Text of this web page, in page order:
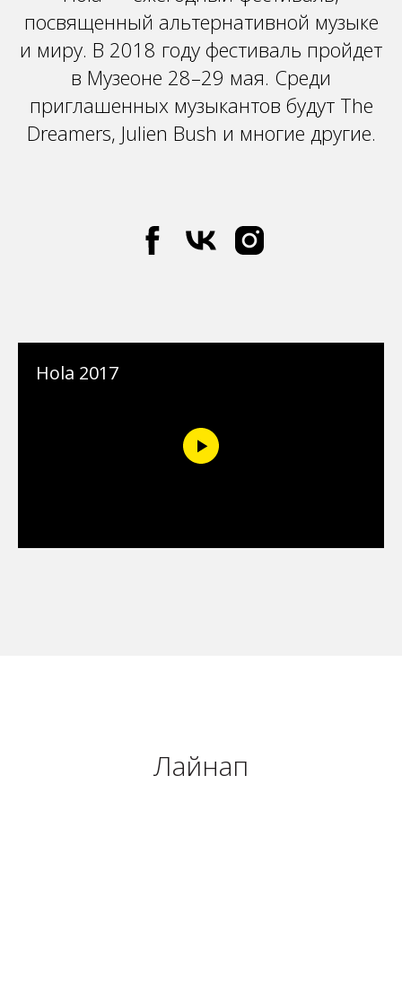
посвященный альтернативной музыке
и миру. В 2018 году фестиваль пройдет
в Музеоне 28–29 мая. Среди
приглашенных музыкантов будут The
Dreamers, Julien Bush и многие другие.
Hola 2017
Лайнап